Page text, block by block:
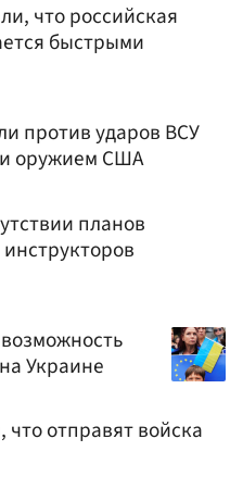
что российская
быстрыми
против ударов ВСУ
оружием США
планов
Украине
отправят войска